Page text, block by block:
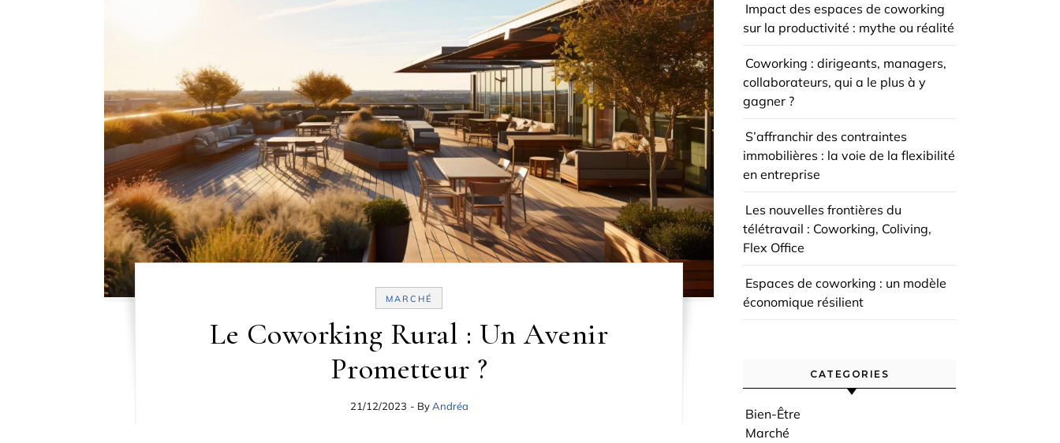
MARCHÉ
Le Coworking Rural : Un Avenir
Prometteur ?
21/12/2023 - ByAndréa
Impact des espaces de coworking
sur la productivité : mythe ou réalité
Coworking : dirigeants, managers,
collaborateurs, qui a le plus à y
gagner ?
S’affranchir des contraintes
immobilières : la voie de la flexibilité
en entreprise
Les nouvelles frontières du
télétravail : Coworking, Coliving,
Flex Office
Espaces de coworking : un modèle
économique résilient
CATEGORIES
Bien-Être
Marché